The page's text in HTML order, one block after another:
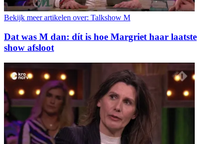
Bekijk meer artikelen over: Talkshow M
Dat was M dan: dít is hoe Margriet haar laatste
show afsloot